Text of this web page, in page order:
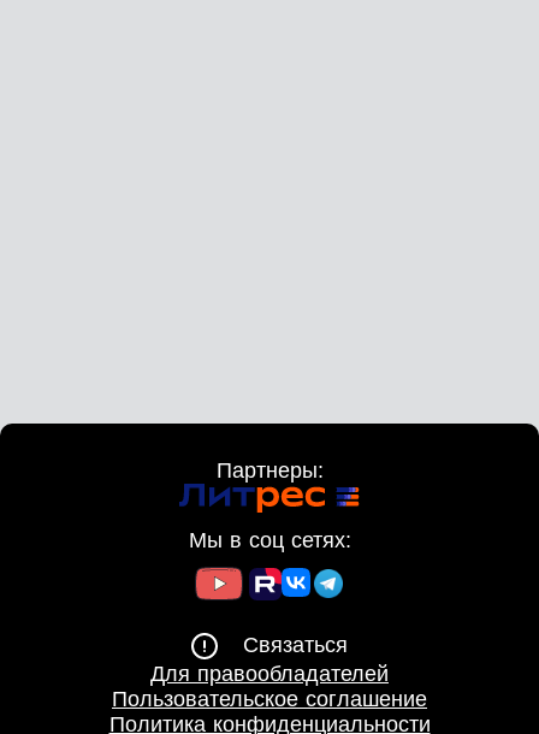
Партнеры:
Мы в соц сетях:
Связаться
Для правообладателей
Пользовательское соглашение
Политика конфиденциальности